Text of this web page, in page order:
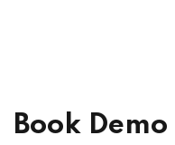
Book Demo